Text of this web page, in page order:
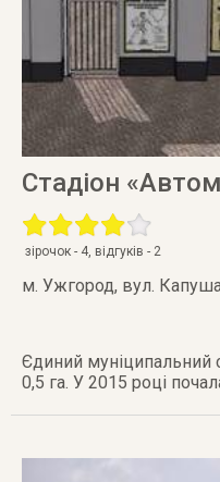
Стадіон
зірочок - 4, відгуків - 2
м. Ужгород, вул.
Єдиний муніципальний
0,5 га. У 2015 році